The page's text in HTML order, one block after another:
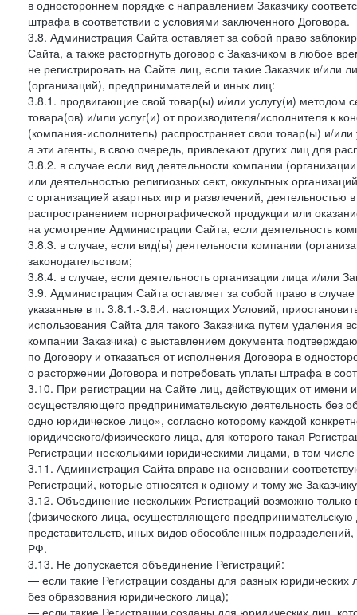
в одностороннем порядке с направлением Заказчику
штрафа в соответствии с условиями заключенного Договора.
3.8. Администрация Сайта оставляет за собой право
Сайта, а также расторгнуть договор с Заказчиком в любое
не регистрировать на Сайте лиц, если такие Заказчик и/
(организаций), предпринимателей и иных лиц:
3.8.1. продвигающие свой товар(ы) и/или услугу(и) методом
товара(ов) и/или услуг(и) от производителя/исполнителя к
(компания-исполнитель) распространяет свои товар(ы) и/
а эти агенты, в свою очередь, привлекают других лиц для
3.8.2. в случае если вид деятельности компании
или деятельностью религиозных сект, оккультных
с организацией азартных игр и развлечений,
распространением порнографической продукции или
на усмотрение Администрации Сайта, если деятельность
3.8.3. в случае, если вид(ы) деятельности компании
законодательством;
3.8.4. в случае, если деятельность организации лица и/или
3.9. Администрация Сайта оставляет за собой право в
указанные в п. 3.8.1.-3.8.4. настоящих Условий,
использования Сайта для такого Заказчика путем
компании Заказчика) с выставлением документа
по Договору и отказаться от исполнения Договора в
о расторжении Договора и потребовать уплаты штрафа в
3.10. При регистрации на Сайте лиц, действующих от имени
осуществляющего предпринимательскую деятельность без
одно юридическое лицо», согласно которому каждой
юридического/физического лица, для которого такая
Регистрации несколькими юридическими лицами, в том
3.11. Администрация Сайта вправе на основании
Регистраций, которые относятся к одному и тому же
3.12. Объединение нескольких Регистраций возможно
(физического лица, осуществляющего
представительств, иных видов обособленных
РФ.
3.13. Не допускается объединение Регистраций:
— если такие Регистрации созданы для разных
без образования юридического лица);
— если такие Регистрации созданы для юридических лиц,